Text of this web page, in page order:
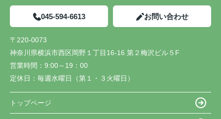
045-594-6613 お問い合わせ
〒220-0073
神奈川県横浜市西区岡野１丁目16-16 第２梅沢ビル５F
営業時間： 9:00～19：00
定休日： 毎週水曜日（第１・３火曜日）
トップページ